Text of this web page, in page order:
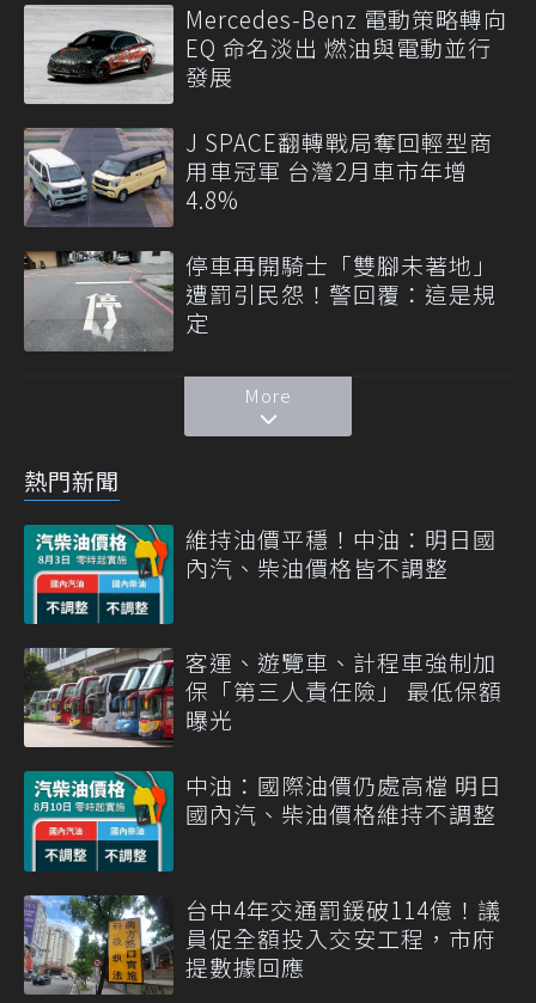
Mercedes-Benz 電動策略轉向
EQ 命名淡出 燃油與電動並行
發展
J SPACE翻轉戰局奪回輕型商
用車冠軍 台灣2月車市年增
4.8%
停車再開騎士「雙腳未著地」
遭罰引民怨！警回覆：這是規
定
More
熱門新聞
維持油價平穩！中油：明日國
內汽、柴油價格皆不調整
客運、遊覽車、計程車強制加
保「第三人責任險」 最低保額
曝光
中油：國際油價仍處高檔 明日
國內汽、柴油價格維持不調整
台中4年交通罰鍰破114億！議
員促全額投入交安工程，市府
提數據回應